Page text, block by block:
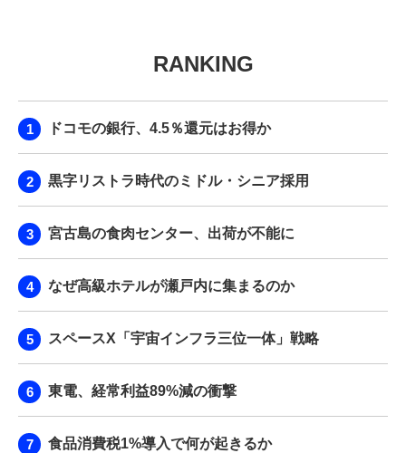
RANKING
ドコモの銀行、4.5％還元はお得か
黒字リストラ時代のミドル・シニア採用
宮古島の食肉センター、出荷が不能に
なぜ高級ホテルが瀬戸内に集まるのか
スペースX「宇宙インフラ三位一体」戦略
東電、経常利益89%減の衝撃
食品消費税1%導入で何が起きるか